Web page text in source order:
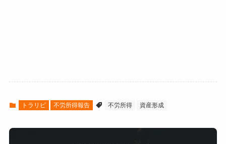
トラリピ 不労所得報告 不労所得 資産形成